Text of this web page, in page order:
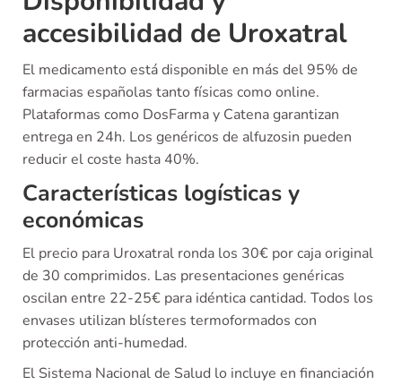
accesibilidad de Uroxatral
El medicamento está disponible en más del 95% de
farmacias españolas tanto físicas como online.
Plataformas como DosFarma y Catena garantizan
entrega en 24h. Los genéricos de alfuzosin pueden
reducir el coste hasta 40%.
Características logísticas y
económicas
El precio para Uroxatral ronda los 30€ por caja original
de 30 comprimidos. Las presentaciones genéricas
oscilan entre 22-25€ para idéntica cantidad. Todos los
envases utilizan blísteres termoformados con
protección anti-humedad.
El Sistema Nacional de Salud lo incluye en financiación